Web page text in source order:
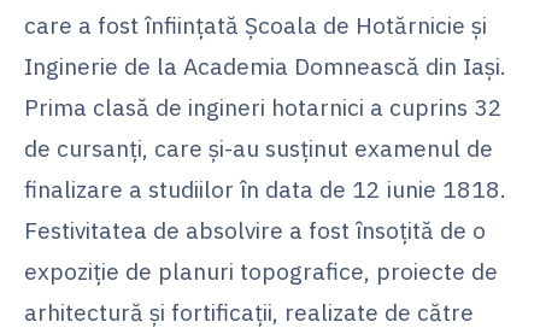
care a fost înfiinţată Şcoala de Hotărnicie şi
Inginerie de la Academia Domnească din Iaşi.
Prima clasă de ingineri hotarnici a cuprins 32
de cursanți, care și-au susținut examenul de
finalizare a studiilor în data de 12 iunie 1818.
Festivitatea de absolvire a fost însoțită de o
expoziție de planuri topografice, proiecte de
arhitectură și fortificații, realizate de către